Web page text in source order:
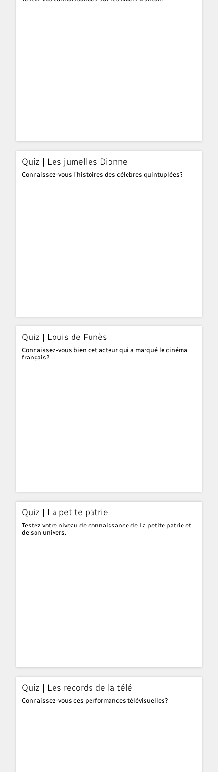
Quiz | Les jumelles Dionne
Connaissez-vous l'histoires des célèbres quintuplées?
Quiz | Louis de Funès
Connaissez-vous bien cet acteur qui a marqué le cinéma
français?
Quiz | La petite patrie
Testez votre niveau de connaissance de La petite patrie et
de son univers.
Quiz | Les records de la télé
Connaissez-vous ces performances télévisuelles?